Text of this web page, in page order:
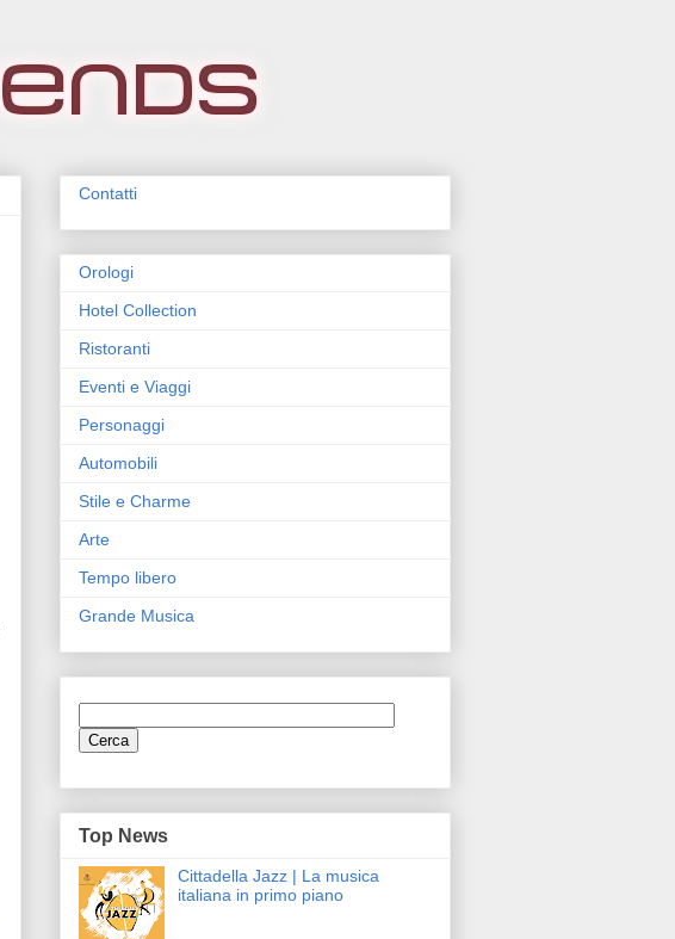
Contatti
Orologi
Hotel Collection
Ristoranti
Eventi e Viaggi
Personaggi
Automobili
Stile e Charme
Arte
Tempo libero
Grande Musica
Top News
Cittadella Jazz | La musica
italiana in primo piano